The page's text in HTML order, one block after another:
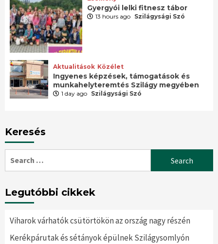
Gyergyói lelki fitnesz tábor
13 hours ago Szilágysági Szó
Aktualitások Közélet
Ingyenes képzések, támogatások és
munkahelyteremtés Szilágy megyében
1 day ago Szilágysági Szó
Keresés
Legutóbbi cikkek
Viharok várhatók csütörtökön az ország nagy részén
Kerékpárutak és sétányok épülnek Szilágysomlyón